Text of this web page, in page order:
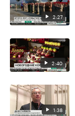
2:27
2:40
1:38